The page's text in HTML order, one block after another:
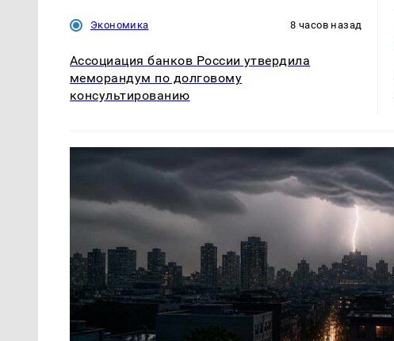
Экономика 8 часов назад
Ассоциация банков России утвердила
меморандум по долговому
консультированию